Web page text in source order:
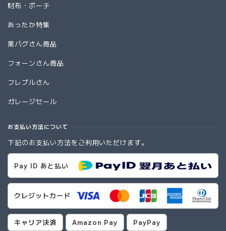
財布・ポーチ
あったか特集
黒パグさん商品
フォーンさん商品
フレブルさん
ガレージセール
お支払い方法について
下記のお支払い方法をご利用いただけます。
Pay ID あと払い
クレジットカード
キャリア決済 Amazon Pay PayPay